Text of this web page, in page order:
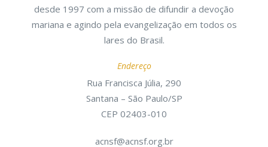
desde 1997 com a missão de difundir a devoção
mariana e agindo pela evangelização em todos os
lares do Brasil.
Endereço
Rua Francisca Júlia, 290
Santana – São Paulo/SP
CEP 02403-010
acnsf@acnsf.org.br